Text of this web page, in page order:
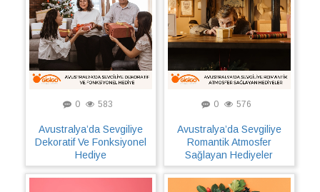
0 583
Avustralya’da Sevgiliye
Dekoratif Ve Fonksiyonel
Hediye
0 576
Avustralya’da Sevgiliye
Romantik Atmosfer
Sağlayan Hediyeler